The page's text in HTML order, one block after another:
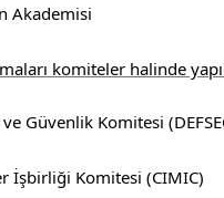
Akademisi
komiteler halinde
Güvenlik Komitesi
İşbirliği Komitesi (CIMIC)